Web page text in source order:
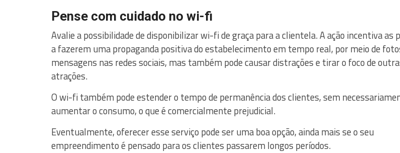
Pense com cuidado no wi-fi
Avalie a possibilidade de disponibilizar wi-fi de graça para a clientela. A ação incentiva as
a fazerem uma propaganda positiva do estabelecimento em tempo real, por meio de
mensagens nas redes sociais, mas também pode causar distrações e tirar o foco de
atrações.
O wi-fi também pode estender o tempo de permanência dos clientes, sem
aumentar o consumo, o que é comercialmente prejudicial.
Eventualmente, oferecer esse serviço pode ser uma boa opção, ainda mais se o seu
empreendimento é pensado para os clientes passarem longos períodos.